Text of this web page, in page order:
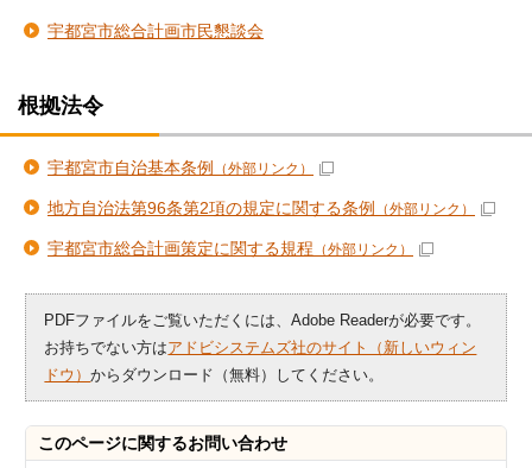
宇都宮市総合計画市民懇談会
根拠法令
宇都宮市自治基本条例 （外部リンク）
地方自治法第96条第2項の規定に関する条例 （外部リンク）
宇都宮市総合計画策定に関する規程 （外部リンク）
PDFファイルをご覧いただくには、Adobe Readerが必要です。
お持ちでない方はアドビシステムズ社のサイト（新しいウィン
ドウ）からダウンロード（無料）してください。
このページに関するお問い合わせ